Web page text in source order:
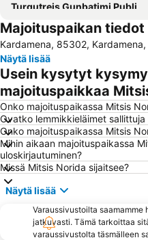
Turgutreis Gunbatimi Public Beach
Karaincir Beach
Bitez Public Beach
Porto of Kos
Bodrum Bus Terminal
Kefalos Beach
Ortakent Public Beach
Majoituspaikan tiedot
Kardamena, 85302, Kardamena,
Näytä lisää
Usein kysytyt
majoituspaikkaa
Onko majoituspaikassa Mitsis
Ovatko lemmikkieläimet
Onko majoituspaikassa Mitsis
Mihin aikaan majoituspaikassa
uloskirjautuminen?
Missä Mitsis Norida sijaitsee?
Näytä lisää
Varaussivustoilta
jatkuvasti. Tämä tarkoittaa
varaussivustolta täsmälleen